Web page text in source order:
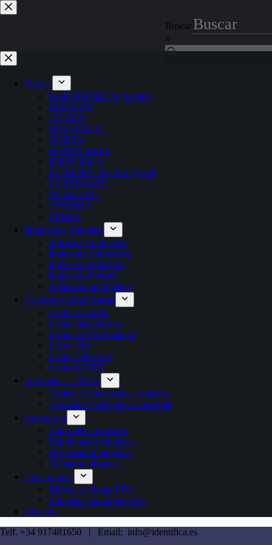
Saltar
al
Buscar
×
Marcas
BARTENDER by Seagull
BIXOLON
CITIZEN
DATALOGIC
GODEX
HONEYWELL
IDENTIFICA
INTERMEC by Honeywell
LABELMATE
NEWLAND
TOSHIBA
ZEBRA
Impresoras Etiquetas
Software Etiquetado
Impresora Sobremesa
Impresora industrial
Impresora Portátil
Aplicador automatico
Lectores Codigo Barras
Lector de cable
Lector Inalambrico
Lector de Presentacion
Lector Fijo
Lector industrial
Lectores DPM
Terminales – PDA’s
Tablets y Convertibles robustos
Terminales Vehículo o Carretilla
Accesorios
Cabezales impresion
Rebobinador etiquetas
Dispensador etiquetas
Contador etiquetas
Consumibles
Ribbon o Cintas TTR
Etiquetas para impresoras
Kioscos
Telf. +34 917481650 | Email: info@identifica.es